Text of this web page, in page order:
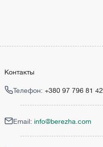
Контакты
Телефон: +380 97 796 81 42
Email: info@berezha.com